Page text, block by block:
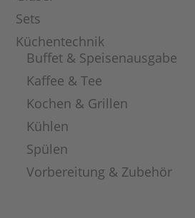
Sets
Küchentechnik
Buffet & Speisenausgabe
Kaffee & Tee
Kochen & Grillen
Kühlen
Spülen
Vorbereitung & Zubehör